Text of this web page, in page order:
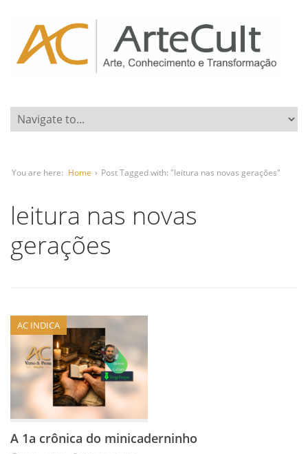
You are here: Home › Post Tagged with: "leitura nas novas gerações"
leitura nas novas
gerações
AC INDICA
A 1a crônica do minicaderninho